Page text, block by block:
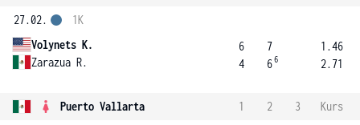
27.02.
Volynets K.
Zarazua R.
1K
6
4
7
66
1.46
2.71
Puerto Vallarta 1 2 3
Kurs